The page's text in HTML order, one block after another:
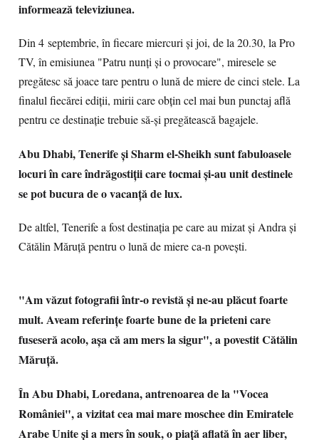
informează televiziunea.
Din 4 septembrie, în fiecare miercuri şi joi, de la 20.30, la Pro
TV, în emisiunea "Patru nunţi şi o provocare", miresele se
pregătesc să joace tare pentru o lună de miere de cinci stele. La
finalul fiecărei ediţii, mirii care obţin cel mai bun punctaj află
pentru ce destinaţie trebuie să-şi pregătească bagajele.
Abu Dhabi, Tenerife şi Sharm el-Sheikh sunt fabuloasele
locuri în care îndrăgostiţii care tocmai şi-au unit destinele
se pot bucura de o vacanţă de lux.
De altfel, Tenerife a fost destinaţia pe care au mizat şi Andra şi
Cătălin Măruţă pentru o lună de miere ca-n poveşti.
"Am văzut fotografii într-o revistă şi ne-au plăcut foarte
mult. Aveam referinţe foarte bune de la prieteni care
fuseseră acolo, aşa că am mers la sigur", a povestit Cătălin
Măruţă.
În Abu Dhabi, Loredana, antrenoarea de la "Vocea
României", a vizitat cea mai mare moschee din Emiratele
Arabe Unite şi a mers în souk, o piaţă aflată în aer liber,